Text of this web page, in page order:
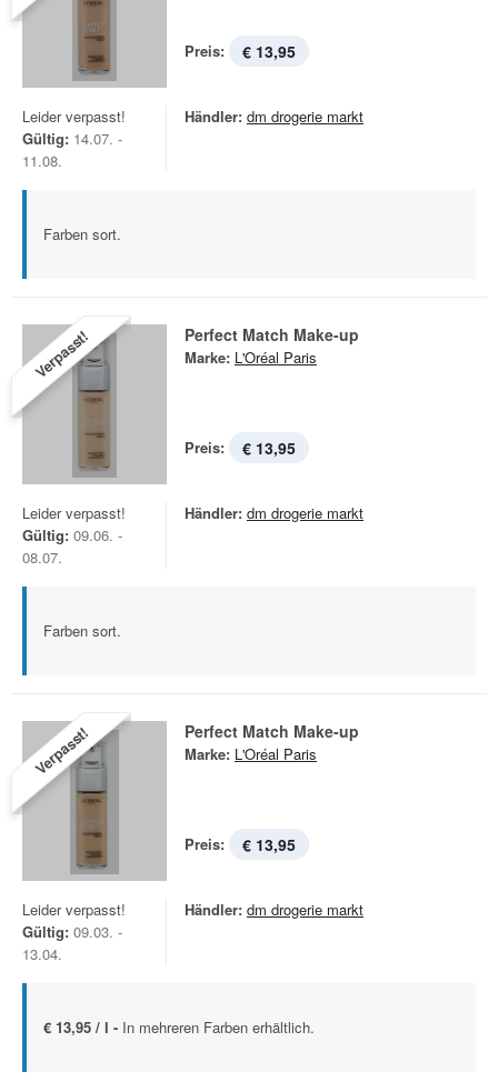
Preis: € 13,95
Leider verpasst!
Gültig: 14.07. -
11.08.
Händler: dm drogerie markt
Farben sort.
Verpasst! Perfect Match Make-up
Marke: L'Oréal Paris
Preis: € 13,95
Leider verpasst!
Gültig: 09.06. -
08.07.
Händler: dm drogerie markt
Farben sort.
Verpasst! Perfect Match Make-up
Marke: L'Oréal Paris
Preis: € 13,95
Leider verpasst!
Gültig: 09.03. -
13.04.
Händler: dm drogerie markt
€ 13,95 / l - In mehreren Farben erhältlich.